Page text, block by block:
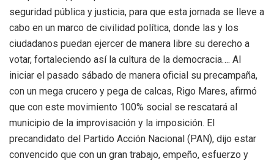
seguridad pública y justicia, para que esta jornada se lleve a
cabo en un marco de civilidad política, donde las y los
ciudadanos puedan ejercer de manera libre su derecho a
votar, fortaleciendo así la cultura de la democracia…. Al
iniciar el pasado sábado de manera oficial su precampaña,
con un mega crucero y pega de calcas, Rigo Mares, afirmó
que con este movimiento 100% social se rescatará al
municipio de la improvisación y la imposición. El
precandidato del Partido Acción Nacional (PAN), dijo estar
convencido que con un gran trabajo, empeño, esfuerzo y